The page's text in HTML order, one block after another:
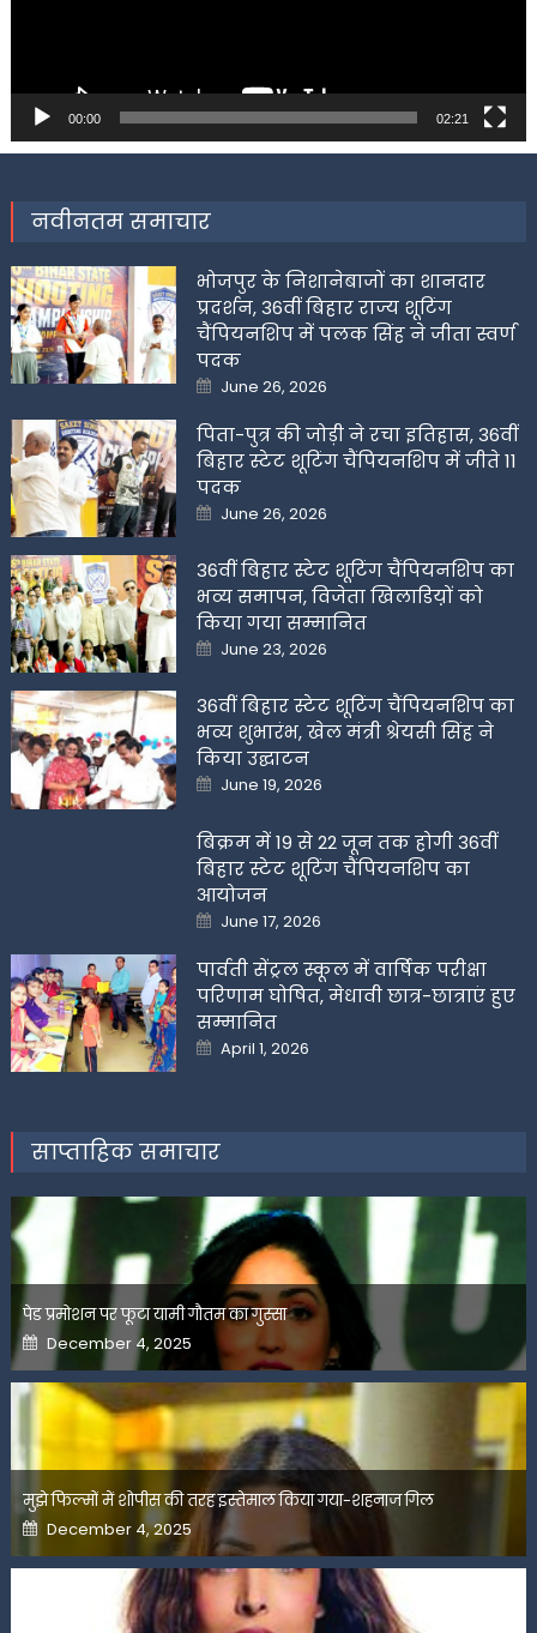
00:00 02:21
नवीनतम समाचार
भोजपुर के निशानेबाजों का शानदार
प्रदर्शन, 36वीं बिहार राज्य शूटिंग
चैंपियनशिप में पलक सिंह ने जीता स्वर्ण
पदक
Posted
on
June 26, 2026
पिता-पुत्र की जोड़ी ने रचा इतिहास, 36वीं
बिहार स्टेट शूटिंग चैंपियनशिप में जीते 11
पदक
Posted
on
June 26, 2026
36वीं बिहार स्टेट शूटिंग चैंपियनशिप का
भव्य समापन, विजेता खिलाडिय़ों को
किया गया सम्मानित
Posted
on
June 23, 2026
36वीं बिहार स्टेट शूटिंग चैंपियनशिप का
भव्य शुभारंभ, खेल मंत्री श्रेयसी सिंह ने
किया उद्घाटन
Posted
on
June 19, 2026
बिक्रम में 19 से 22 जून तक होगी 36वीं
बिहार स्टेट शूटिंग चैंपियनशिप का
आयोजन
Posted
on
June 17, 2026
पार्वती सेंट्रल स्कूल में वार्षिक परीक्षा
परिणाम घोषित, मेधावी छात्र-छात्राएं हुए
सम्मानित
Posted
on
April 1, 2026
साप्ताहिक समाचार
पेड प्रमोशन पर फूटा यामी गौतम का गुस्सा
Posted
on
December 4, 2025
मुझे फिल्मों में शोपीस की तरह इस्तेमाल किया गया-शहनाज गिल
Posted
on
December 4, 2025